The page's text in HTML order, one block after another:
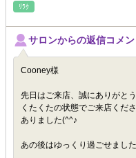
ﾘﾗｸ
サロンからの返信コメン
Cooney様
先日はご来店、誠にありがと
くたくたの状態でご来店くだ
ありました(^^♪
あの後はゆっくり過ごせまし